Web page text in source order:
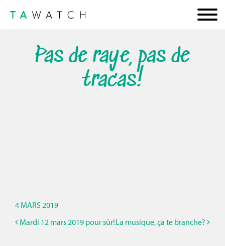
Pas de raye, pas de
tracas!
4 MARS 2019
Mardi 12 mars 2019 pour sûr!La musique, ça te branche?